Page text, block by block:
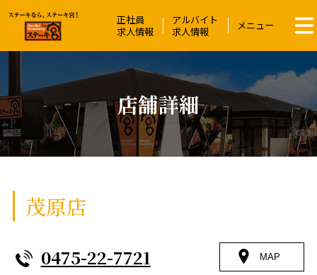
ステーキ宮 | ステーキ＆ハンバーグレス
正社員
求人情報
アルバイト
求人情報
メニュー
店舗詳細
茂原店
0475-22-7721 MAP